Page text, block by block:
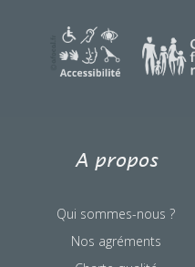
A propos
Qui sommes-nous ?
Nos agréments